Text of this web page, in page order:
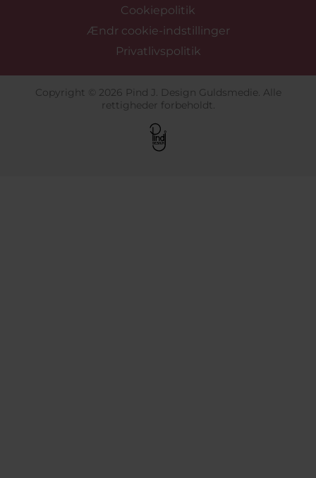
Cookiepolitik
Ændr cookie-indstillinger
Privatlivspolitik
Copyright © 2026 Pind J. Design Guldsmedie. Alle
rettigheder forbeholdt.